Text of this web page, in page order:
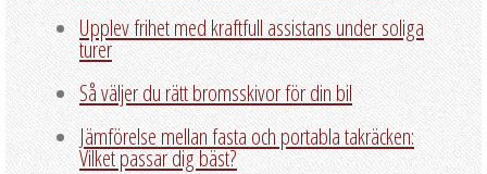
Upplev frihet med kraftfull assistans under soliga
turer
Så väljer du rätt bromsskivor för din bil
Jämförelse mellan fasta och portabla takräcken:
Vilket passar dig bäst?